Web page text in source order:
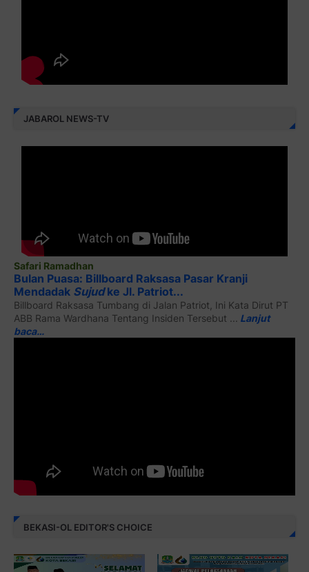
JABAROL NEWS-TV
Safari Ramadhan
Bulan Puasa: Billboard Raksasa Pasar Kranji
Mendadak Sujudke Jl. Patriot...
Billboard Raksasa Tumbang di Jalan Patriot, Ini Kata Dirut PT
ABB Rama Wardhana Tentang Insiden Tersebut ...
Lanjut
baca…
BEKASI-OL EDITOR'S CHOICE